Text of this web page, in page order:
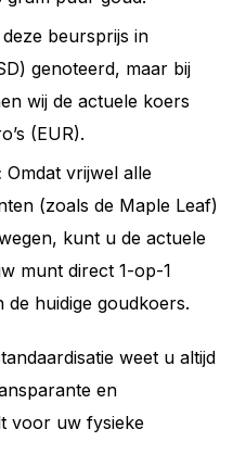
beursprijs in
genoteerd, maar bij
wij de actuele koers
(EUR).
Omdat vrijwel alle
(zoals de Maple Leaf)
kunt u de actuele
munt direct 1-op-1
huidige goudkoers.
weet u altijd
en
voor uw fysieke